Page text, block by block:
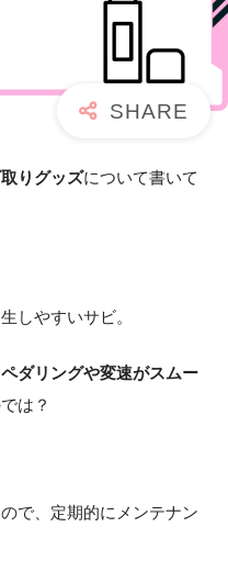
りグッズについて書いて
しやすいサビ。
ペダリングや変速がスムー
は？
で、定期的にメンテナン